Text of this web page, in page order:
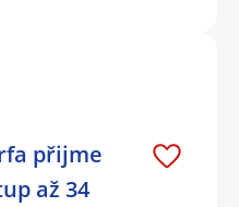
přijme
až 34